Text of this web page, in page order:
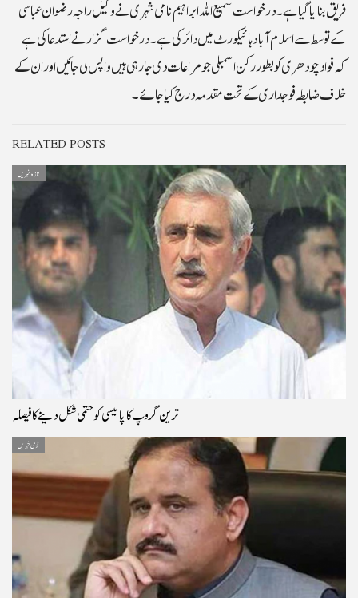
فریق بنایا گیا ہے۔درخواست سمیع اللہ ابراہیم نامی شہری نے وکیل راجہ رضوان عباسی
کے توسط سے اسلام آباد ہائیکورٹ میں دائر کی ہے۔درخواست گزار نے استدعا کی ہے
کہ فواد چودھری کو بطور رکن اسمبلی جو مراعات دی جارہی ہیں واپس لی جائیں اور ان کے
خلاف ضابطہ فوجداری کے تحت مقدمہ درج کیا جائے۔
RELATED POSTS
تازہ خبریں
ترین گروپ کا پالیسی کو حتمی شکل دینے کا فیصلہ
قومی خبریں